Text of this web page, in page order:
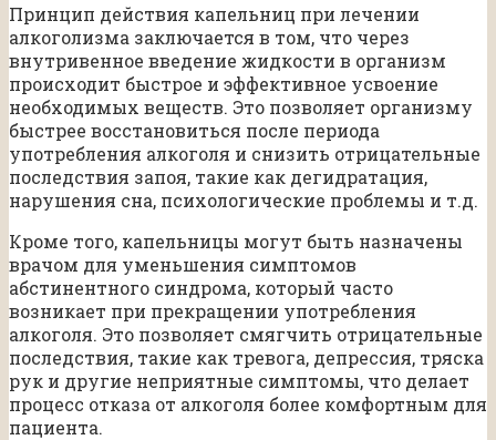
Принцип действия капельниц при лечении
алкоголизма заключается в том, что через
внутривенное введение жидкости в организм
происходит быстрое и эффективное усвоение
необходимых веществ. Это позволяет организму
быстрее восстановиться после периода
употребления алкоголя и снизить отрицательные
последствия запоя, такие как дегидратация,
нарушения сна, психологические проблемы и т.д.
Кроме того, капельницы могут быть назначены
врачом для уменьшения симптомов
абстинентного синдрома, который часто
возникает при прекращении употребления
алкоголя. Это позволяет смягчить отрицательные
последствия, такие как тревога, депрессия, тряска
рук и другие неприятные симптомы, что делает
процесс отказа от алкоголя более комфортным для
пациента.